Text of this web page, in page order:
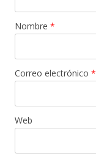
Nombre *
Correo electrónico *
Web